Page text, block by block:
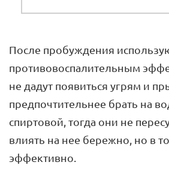
После пробуждения
противовоспалительным
не дадут появиться угрям и
предпочтительнее брать на
спиртовой, тогда они не
влиять на нее бережно, но в
эффективно.